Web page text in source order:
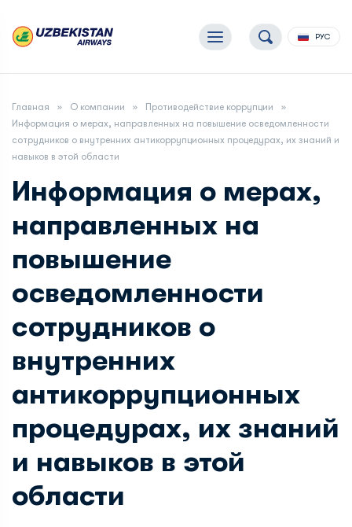
РУС
Главная О компании
Противодействие коррупции
Информация о мерах, направленных на повышение осведомленности
сотрудников о внутренних антикоррупционных процедурах, их знаний и
навыков в этой области
Информация о мерах,
направленных на
повышение
осведомленности
сотрудников о
внутренних
антикоррупционных
процедурах, их знаний
и навыков в этой
области